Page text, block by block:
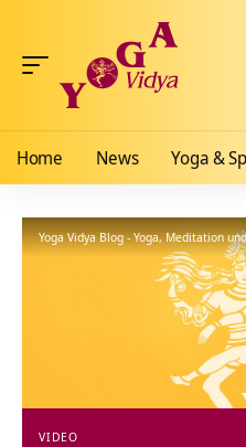
Home News Yoga &
Yoga Vidya Blog - Yoga, Meditation
VIDEO